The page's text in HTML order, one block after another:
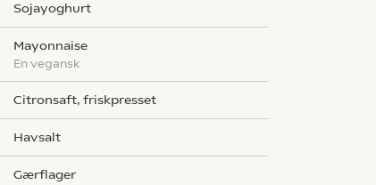
sojayoghurt
mayonnaise
en vegansk
Citronsaft, friskpresset
havsalt
gærflager